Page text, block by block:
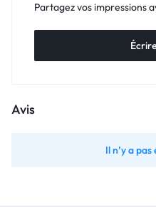
Partagez vos impressions
Avis
Il n’y a pas